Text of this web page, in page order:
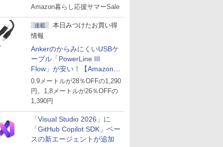
Air」256GB版が139,800円な
Amazon暮らし応援サマーSale
連載
本日みつけたお買い得
情報
AnkerのからみにくいUSBケ
ーブル「PowerLine III
Flow」が安い！【Amazon暮
らし応援サマーSale】
0.9メートルが28％OFFの1,290
円。1,8メートルが26％OFFの
1,390円
「Visual Studio 2026」に
「GitHub Copilot SDK」ベー
スの新エージェントが追加